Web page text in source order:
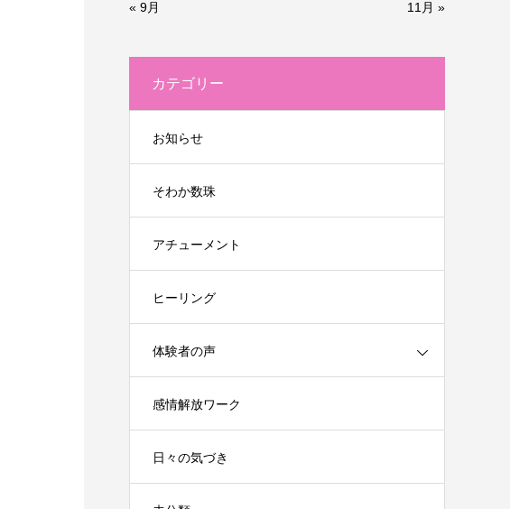
« 9月 11月 »
カテゴリー
お知らせ
そわか数珠
アチューメント
ヒーリング
体験者の声
感情解放ワーク
日々の気づき